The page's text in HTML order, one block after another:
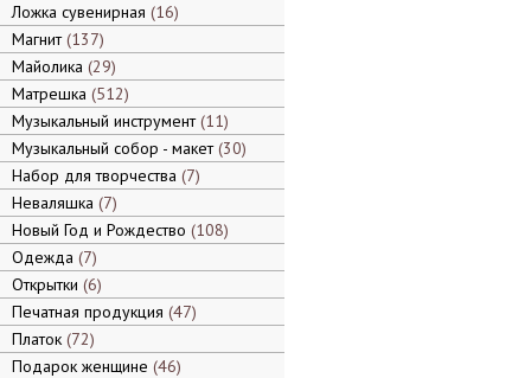
Ложка сувенирная 16
Магнит 137
Майолика 29
Матрешка 512
Музыкальный инструмент 11
Музыкальный собор - макет 30
Набор для творчества 7
Неваляшка 7
Новый Год и Рождество 108
Одежда 7
Открытки 6
Печатная продукция 47
Платок 72
Подарок женщине 46